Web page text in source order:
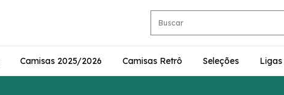
Camisas 2025/2026 Camisas Retrô Seleções Ligas